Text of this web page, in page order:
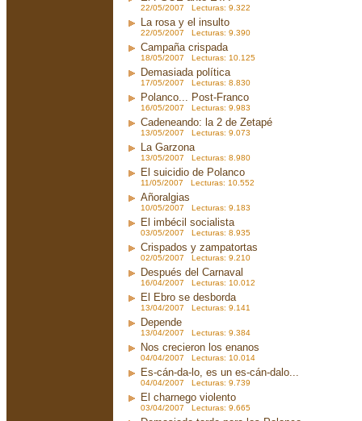
22/05/2007 Lecturas: 9.322
La rosa y el insulto
22/05/2007 Lecturas: 9.390
Campaña crispada
18/05/2007 Lecturas: 10.125
Demasiada política
17/05/2007 Lecturas: 8.830
Polanco... Post-Franco
16/05/2007 Lecturas: 9.983
Cadeneando: la 2 de Zetapé
13/05/2007 Lecturas: 9.073
La Garzona
13/05/2007 Lecturas: 8.980
El suicidio de Polanco
11/05/2007 Lecturas: 10.552
Añoralgias
10/05/2007 Lecturas: 9.183
El imbécil socialista
03/05/2007 Lecturas: 8.935
Crispados y zampatortas
02/05/2007 Lecturas: 9.210
Después del Carnaval
16/04/2007 Lecturas: 10.012
El Ebro se desborda
13/04/2007 Lecturas: 9.141
Depende
13/04/2007 Lecturas: 9.384
Nos crecieron los enanos
04/04/2007 Lecturas: 10.014
Es-cán-da-lo, es un es-cán-dalo...
04/04/2007 Lecturas: 9.739
El charnego violento
03/04/2007 Lecturas: 9.665